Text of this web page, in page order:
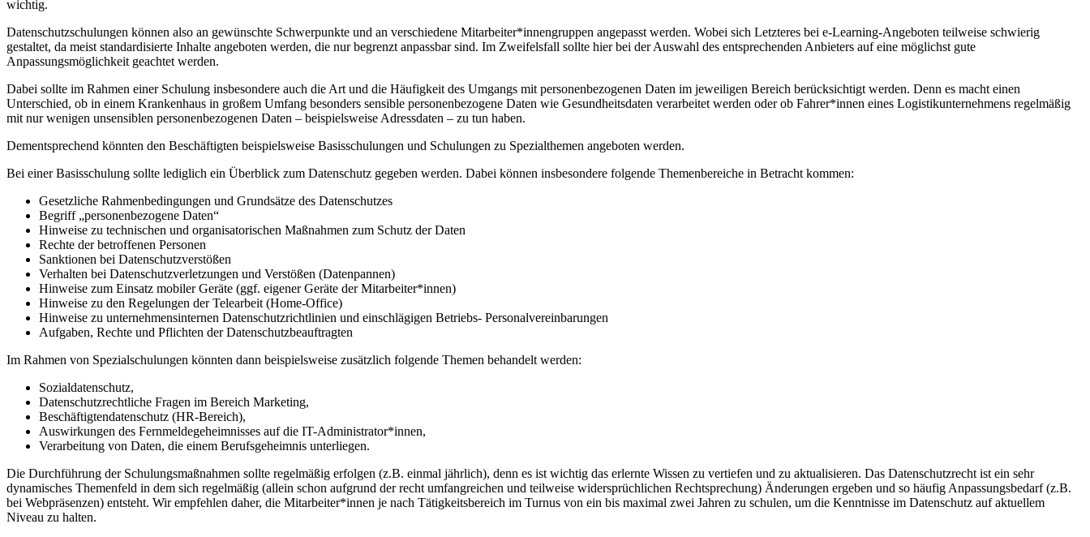
wichtig.
Datenschutzschulungen können also an gewünschte Schwerpunkte und an verschiedene Mitarbeiter*innengruppen angepasst werden. Wobei sich Letzteres bei e-Learning-Angeboten teilweise schwierig
gestaltet, da meist standardisierte Inhalte angeboten werden, die nur begrenzt anpassbar sind. Im Zweifelsfall sollte hier bei der Auswahl des entsprechenden Anbieters auf eine möglichst gute
Anpassungsmöglichkeit geachtet werden.
Dabei sollte im Rahmen einer Schulung insbesondere auch die Art und die Häufigkeit des Umgangs mit personenbezogenen Daten im jeweiligen Bereich berücksichtigt werden. Denn es macht einen
Unterschied, ob in einem Krankenhaus in großem Umfang besonders sensible personenbezogene Daten wie Gesundheitsdaten verarbeitet werden oder ob Fahrer*innen eines Logistikunternehmens regelmäßig
mit nur wenigen unsensiblen personenbezogenen Daten – beispielsweise Adressdaten – zu tun haben.
Dementsprechend könnten den Beschäftigten beispielsweise Basisschulungen und Schulungen zu Spezialthemen angeboten werden.
Bei einer Basisschulung sollte lediglich ein Überblick zum Datenschutz gegeben werden. Dabei können insbesondere folgende Themenbereiche in Betracht kommen:
Gesetzliche Rahmenbedingungen und Grundsätze des Datenschutzes
Begriff „personenbezogene Daten“
Hinweise zu technischen und organisatorischen Maßnahmen zum Schutz der Daten
Rechte der betroffenen Personen
Sanktionen bei Datenschutzverstößen
Verhalten bei Datenschutzverletzungen und Verstößen (Datenpannen)
Hinweise zum Einsatz mobiler Geräte (ggf. eigener Geräte der Mitarbeiter*innen)
Hinweise zu den Regelungen der Telearbeit (Home-Office)
Hinweise zu unternehmensinternen Datenschutzrichtlinien und einschlägigen Betriebs- Personalvereinbarungen
Aufgaben, Rechte und Pflichten der Datenschutzbeauftragten
Im Rahmen von Spezialschulungen könnten dann beispielsweise zusätzlich folgende Themen behandelt werden:
Sozialdatenschutz,
Datenschutzrechtliche Fragen im Bereich Marketing,
Beschäftigtendatenschutz (HR-Bereich),
Auswirkungen des Fernmeldegeheimnisses auf die IT-Administrator*innen,
Verarbeitung von Daten, die einem Berufsgeheimnis unterliegen.
Die Durchführung der Schulungsmaßnahmen sollte regelmäßig erfolgen (z.B. einmal jährlich), denn es ist wichtig das erlernte Wissen zu vertiefen und zu aktualisieren. Das Datenschutzrecht ist ein sehr
dynamisches Themenfeld in dem sich regelmäßig (allein schon aufgrund der recht umfangreichen und teilweise widersprüchlichen Rechtsprechung) Änderungen ergeben und so häufig Anpassungsbedarf (z.B.
bei Webpräsenzen) entsteht. Wir empfehlen daher, die Mitarbeiter*innen je nach Tätigkeitsbereich im Turnus von ein bis maximal zwei Jahren zu schulen, um die Kenntnisse im Datenschutz auf aktuellem
Niveau zu halten.